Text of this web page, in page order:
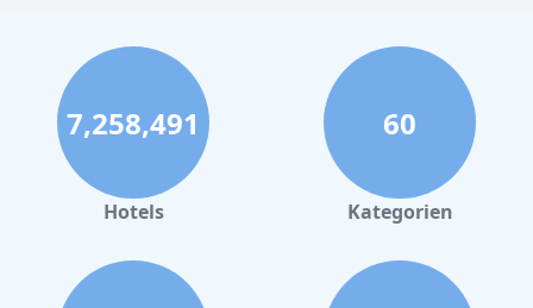
Hotels in Stuttgart
Hotels in Leipzig
Hotels in Bamberg
Hotels in Nürnberg
Hotels in Büsum
Hotels im Bayerischen Wald
7,258,491
Hotels
60
Kategorien